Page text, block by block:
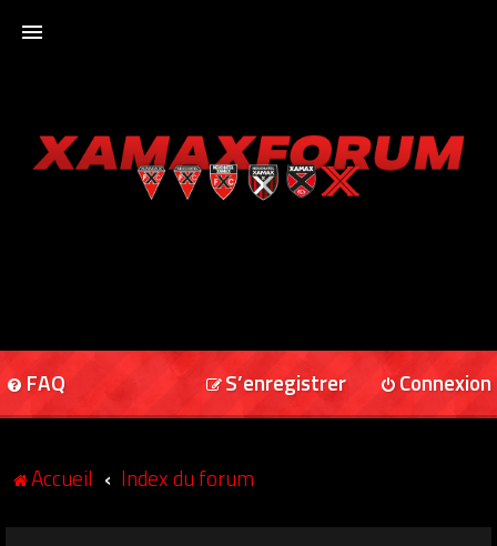
XAMAXFORUM
FAQ Connexion
S’enregistrer
Accueil Index du forum